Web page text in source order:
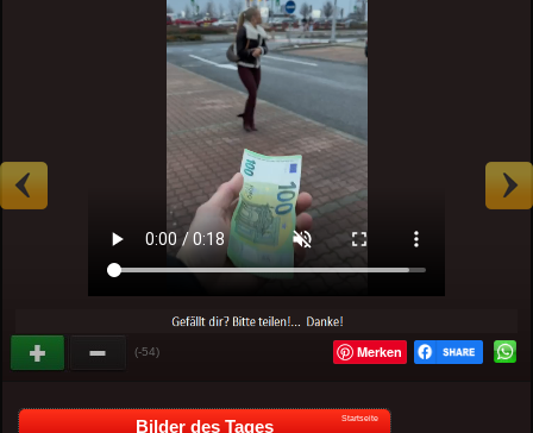
(-54) Merken
Bilder des Tages Startseite